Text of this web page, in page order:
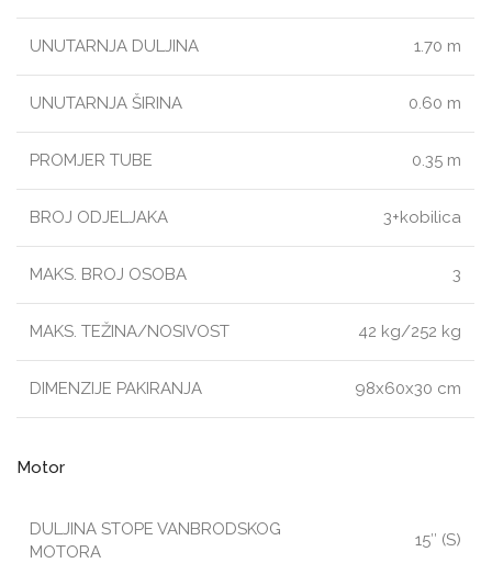
UNUTARNJA DULJINA 1.70 m
UNUTARNJA ŠIRINA 0.60 m
PROMJER TUBE 0.35 m
BROJ ODJELJAKA 3+kobilica
MAKS. BROJ OSOBA 3
MAKS. TEŽINA/NOSIVOST 42 kg/252 kg
DIMENZIJE PAKIRANJA 98x60x30 cm
Motor
DULJINA STOPE VANBRODSKOG
MOTORA
15″ (S)